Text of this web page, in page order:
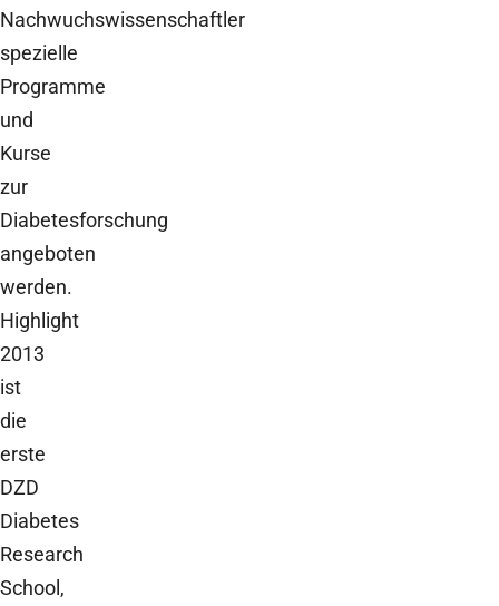
Nachwuchswissenschaftler
spezielle
Programme
und
Kurse
zur
Diabetesforschung
angeboten
werden.
Highlight
2013
ist
die
erste
DZD
Diabetes
Research
School,